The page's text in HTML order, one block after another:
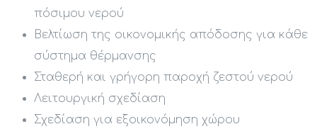
πόσιμου νερού
Βελτίωση της οικονομικής απόδοσης για κάθε
σύστημα θέρμανσης
Σταθερή και γρήγορη παροχή ζεστού νερού
Λειτουργική σχεδίαση
Σχεδίαση για εξοικονόμηση χώρου